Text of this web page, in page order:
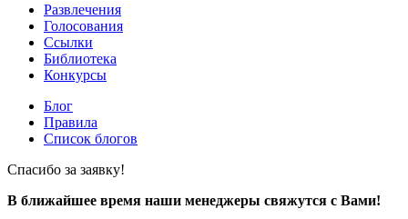
Развлечения
Голосования
Ссылки
Библиотека
Конкурсы
Блог
Правила
Список блогов
Спасибо за заявку!
В ближайшее время наши менеджеры свяжутся с Вами!